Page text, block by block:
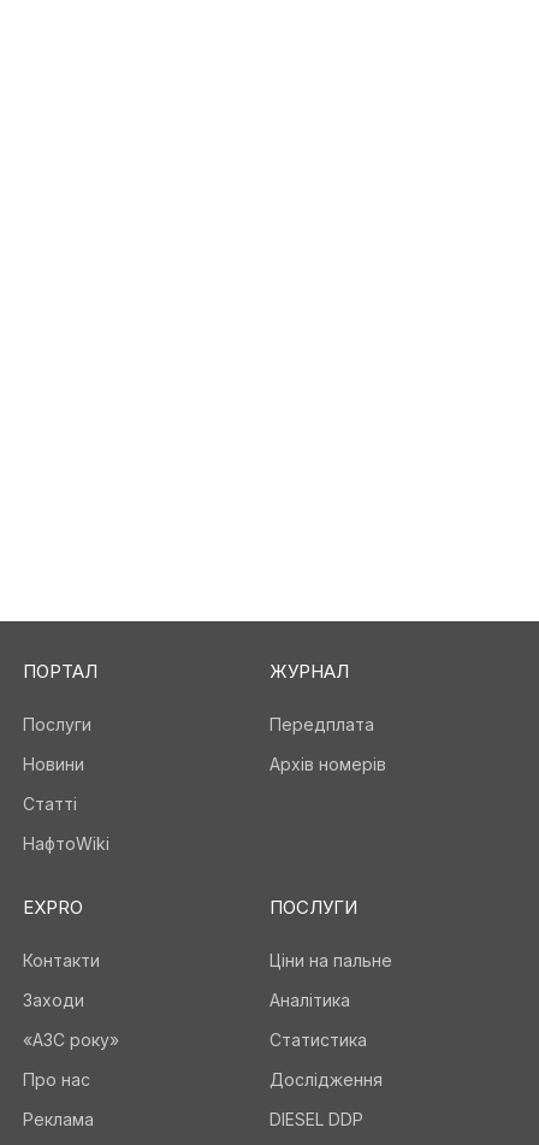
ПОРТАЛ
Послуги
Новини
Статті
НафтоWiki
ЖУРНАЛ
Передплата
Архів номерів
EXPRO
Контакти
Заходи
«АЗС року»
Про нас
Реклама
ПОСЛУГИ
Ціни на пальне
Аналітика
Статистика
Дослідження
DIESEL DDP